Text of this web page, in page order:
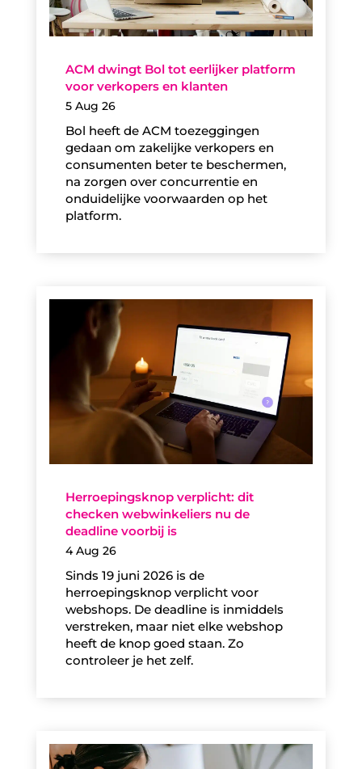
ACM dwingt Bol tot eerlijker platform
voor verkopers en klanten
5 Aug 26
Bol heeft de ACM toezeggingen
gedaan om zakelijke verkopers en
consumenten beter te beschermen,
na zorgen over concurrentie en
onduidelijke voorwaarden op het
platform.
Herroepingsknop verplicht: dit
checken webwinkeliers nu de
deadline voorbij is
4 Aug 26
Sinds 19 juni 2026 is de
herroepingsknop verplicht voor
webshops. De deadline is inmiddels
verstreken, maar niet elke webshop
heeft de knop goed staan. Zo
controleer je het zelf.